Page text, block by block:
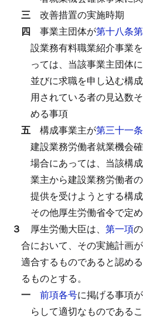
三 改善措置の実施時期
四 事業主団体が第十八条
設業務有料職業紹介事業
っては、当該事業主団体
並びに求職を申し込む構
用されている者の見込数
める事項
五 構成事業主が第三十一
建設業務労働者就業機会
場合にあっては、当該構
業主から建設業務労働者
提供を受けようとする構
その他厚生労働省令で定
３ 厚生労働大臣は、 第一項
合において、その実施計画が
適合するものであると認め
るものとする。
一 前項各号に掲げる事項
らして適切なものであるこ